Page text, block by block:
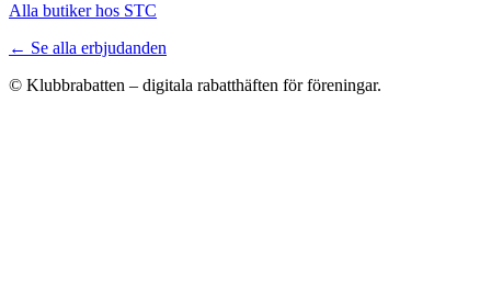
Alla butiker hos STC
← Se alla erbjudanden
© Klubbrabatten – digitala rabatthäften för föreningar.